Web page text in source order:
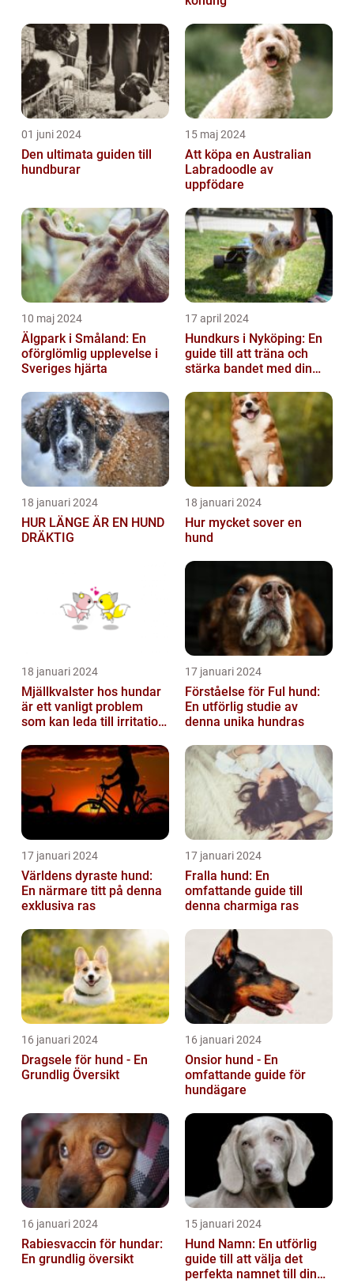
01 juni 2024
Den ultimata guiden till
hundburar
15 maj 2024
Att köpa en Australian
Labradoodle av
uppfödare
10 maj 2024
Älgpark i Småland: En
oförglömlig upplevelse i
Sveriges hjärta
17 april 2024
Hundkurs i Nyköping: En
guide till att träna och
stärka bandet med din
18 januari 2024
HUR LÄNGE ÄR EN HUND
DRÄKTIG
18 januari 2024
Hur mycket sover en
hund
18 januari 2024
Mjällkvalster hos hundar
är ett vanligt problem
som kan leda till irritation
hun...
17 januari 2024
Förståelse för Ful hund:
En utförlig studie av
denna unika hundras
17 januari 2024
Världens dyraste hund:
En närmare titt på denna
exklusiva ras
17 januari 2024
Fralla hund: En
omfattande guide till
denna charmiga ras
16 januari 2024
Dragsele för hund - En
Grundlig Översikt
16 januari 2024
Onsior hund - En
omfattande guide för
hundägare
16 januari 2024
Rabiesvaccin för hundar:
En grundlig översikt
15 januari 2024
Hund Namn: En utförlig
guide till att välja det
perfekta namnet till din